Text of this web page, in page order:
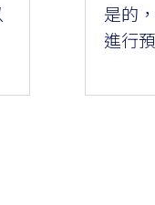
是的
進行